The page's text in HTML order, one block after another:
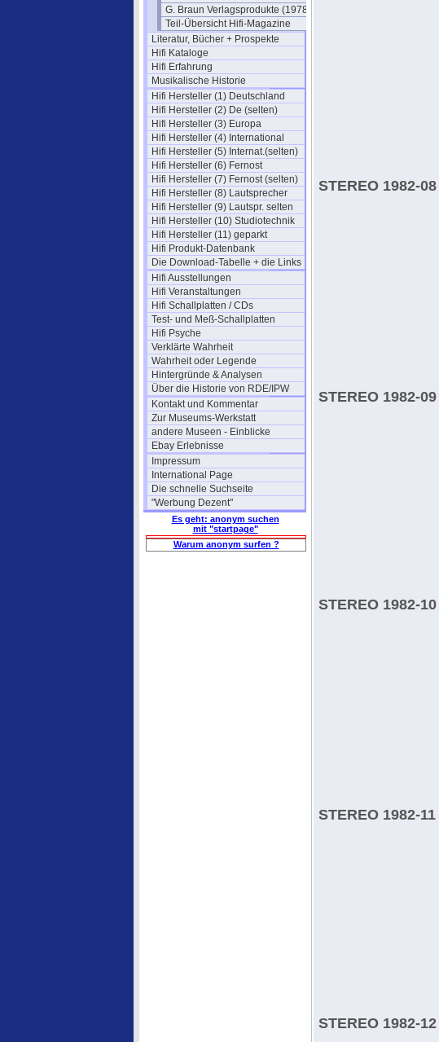
G. Braun Verlagsprodukte (1978)
Teil-Übersicht Hifi-Magazine
Literatur, Bücher + Prospekte
Hifi Kataloge
Hifi Erfahrung
Musikalische Historie
Hifi Hersteller (1) Deutschland
Hifi Hersteller (2) De (selten)
Hifi Hersteller (3) Europa
Hifi Hersteller (4) International
Hifi Hersteller (5) Internat.(selten)
Hifi Hersteller (6) Fernost
Hifi Hersteller (7) Fernost (selten)
Hifi Hersteller (8) Lautsprecher
Hifi Hersteller (9) Lautspr. selten
Hifi Hersteller (10) Studiotechnik
Hifi Hersteller (11) geparkt
Hifi Produkt-Datenbank
Die Download-Tabelle + die Links
Hifi Ausstellungen
Hifi Veranstaltungen
Hifi Schallplatten / CDs
Test- und Meß-Schallplatten
Hifi Psyche
Verklärte Wahrheit
Wahrheit oder Legende
Hintergründe & Analysen
Über die Historie von RDE/IPW
Kontakt und Kommentar
Zur Museums-Werkstatt
andere Museen - Einblicke
Ebay Erlebnisse
Impressum
International Page
Die schnelle Suchseite
"Werbung Dezent"
Es geht: anonym suchen
mit "startpage"
Warum anonym surfen ?
STEREO 1982-08
STEREO 1982-09
STEREO 1982-10
STEREO 1982-11
STEREO 1982-12